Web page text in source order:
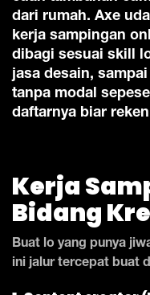
dari rumah. Axe
kerja sampingan
dibagi sesuai skill
jasa desain,
tanpa modal
daftarnya biar
Kerja
Bidang
Buat lo yang punya
ini jalur tercepat buat